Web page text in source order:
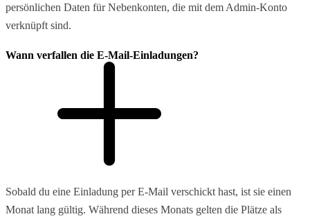
persönlichen Daten für Nebenkonten, die mit dem Admin-Konto
verknüpft sind.
Wann verfallen die E-Mail-Einladungen?
Sobald du eine Einladung per E-Mail verschickt hast, ist sie einen
Monat lang gültig. Während dieses Monats gelten die Plätze als